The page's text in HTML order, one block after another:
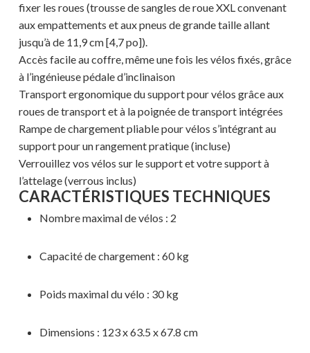
fixer les roues (trousse de sangles de roue XXL convenant
aux empattements et aux pneus de grande taille allant
jusqu’à de 11,9 cm [4,7 po]).
Accès facile au coffre, même une fois les vélos fixés, grâce
à l’ingénieuse pédale d’inclinaison
Transport ergonomique du support pour vélos grâce aux
roues de transport et à la poignée de transport intégrées
Rampe de chargement pliable pour vélos s’intégrant au
support pour un rangement pratique (incluse)
Verrouillez vos vélos sur le support et votre support à
l’attelage (verrous inclus)
CARACTÉRISTIQUES TECHNIQUES
Nombre maximal de vélos : 2
Capacité de chargement : 60 kg
Poids maximal du vélo : 30 kg
Dimensions : 123 x 63.5 x 67.8 cm